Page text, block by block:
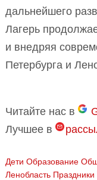
дальнейшего
Лагерь
и внедряя
Петербурга и
Читайте нас в
Лучшее в
Дети Образование
Ленобласть Праздники